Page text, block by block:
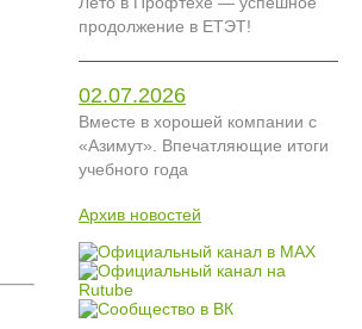
продолжение в ЕТЭТ!
02.07.2026
Вместе в хорошей компании с
«Азимут». Впечатляющие итоги
учебного года
Архив новостей